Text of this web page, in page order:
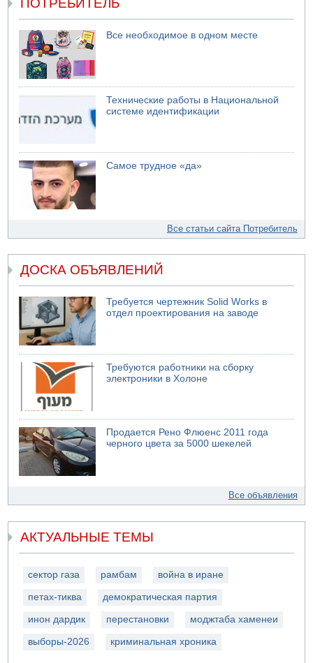
ПОТРЕБИТЕЛЬ
Все необходимое в одном месте
Технические работы в Национальной
системе идентификации
Самое трудное «да»
Все статьи сайта Потребитель
ДОСКА ОБЪЯВЛЕНИЙ
Требуется чертежник Solid Works в
отдел проектирования на заводе
Требуются работники на сборку
электроники в Холоне
Продается Рено Флюенс 2011 года
черного цвета за 5000 шекелей
Все объявления
АКТУАЛЬНЫЕ ТЕМЫ
сектор газа рамбам война в иране
петах-тиква демократическая партия
инон дардик перестановки моджтаба хаменеи
выборы-2026 криминальная хроника